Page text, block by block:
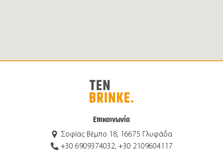
Επικοινωνία
Σοφίας Βέμπο 18, 16675 Γλυφάδα
+30 6909374032, +30 2109604117